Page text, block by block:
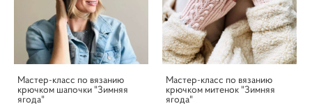
Мастер-класс по вязанию
крючком шапочки "Зимняя
ягода"
Мастер-класс по вязанию
крючком митенок "Зимняя
ягода"